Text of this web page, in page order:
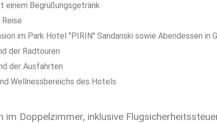
einem Begrüßungsgetränk
im Park Hotel "PIRIN" Sandanski sowie Abendessen
der Radtouren
der Ausfahrten
Wellnessbereichs des Hotels
Doppelzimmer, inklusive